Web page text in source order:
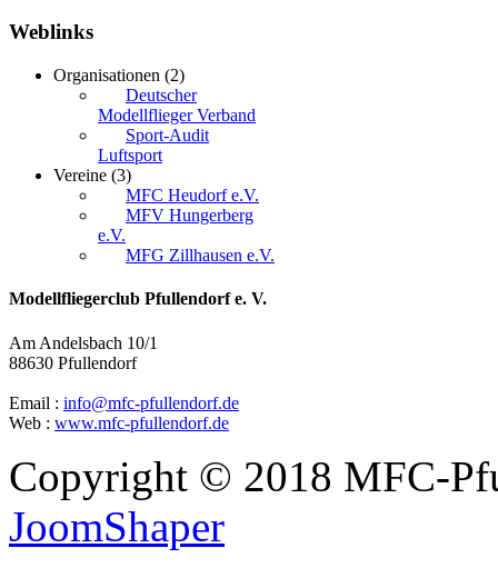
Weblinks
Organisationen (2)
Deutscher
Modellflieger Verband
Sport-Audit
Luftsport
Vereine (3)
MFC Heudorf e.V.
MFV Hungerberg
e.V.
MFG Zillhausen e.V.
Modellfliegerclub Pfullendorf e. V.
Am Andelsbach 10/1
88630 Pfullendorf
Email : info@mfc-pfullendorf.de
Web : www.mfc-pfullendorf.de
Copyright © 2018 MFC-
JoomShaper